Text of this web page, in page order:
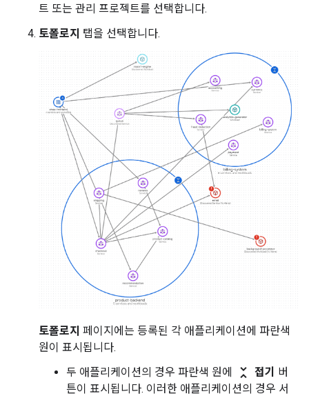
트 또는 관리 프로젝트를 선택합니다.
토폴로지 탭을 선택합니다.
토폴로지 페이지에는 등록된 각 애플리케이션에 파란색
원이 표시됩니다.
두 애플리케이션의 경우 파란색 원에
unfold_less 접기
버
튼이 표시됩니다. 이러한 애플리케이션의 경우 서